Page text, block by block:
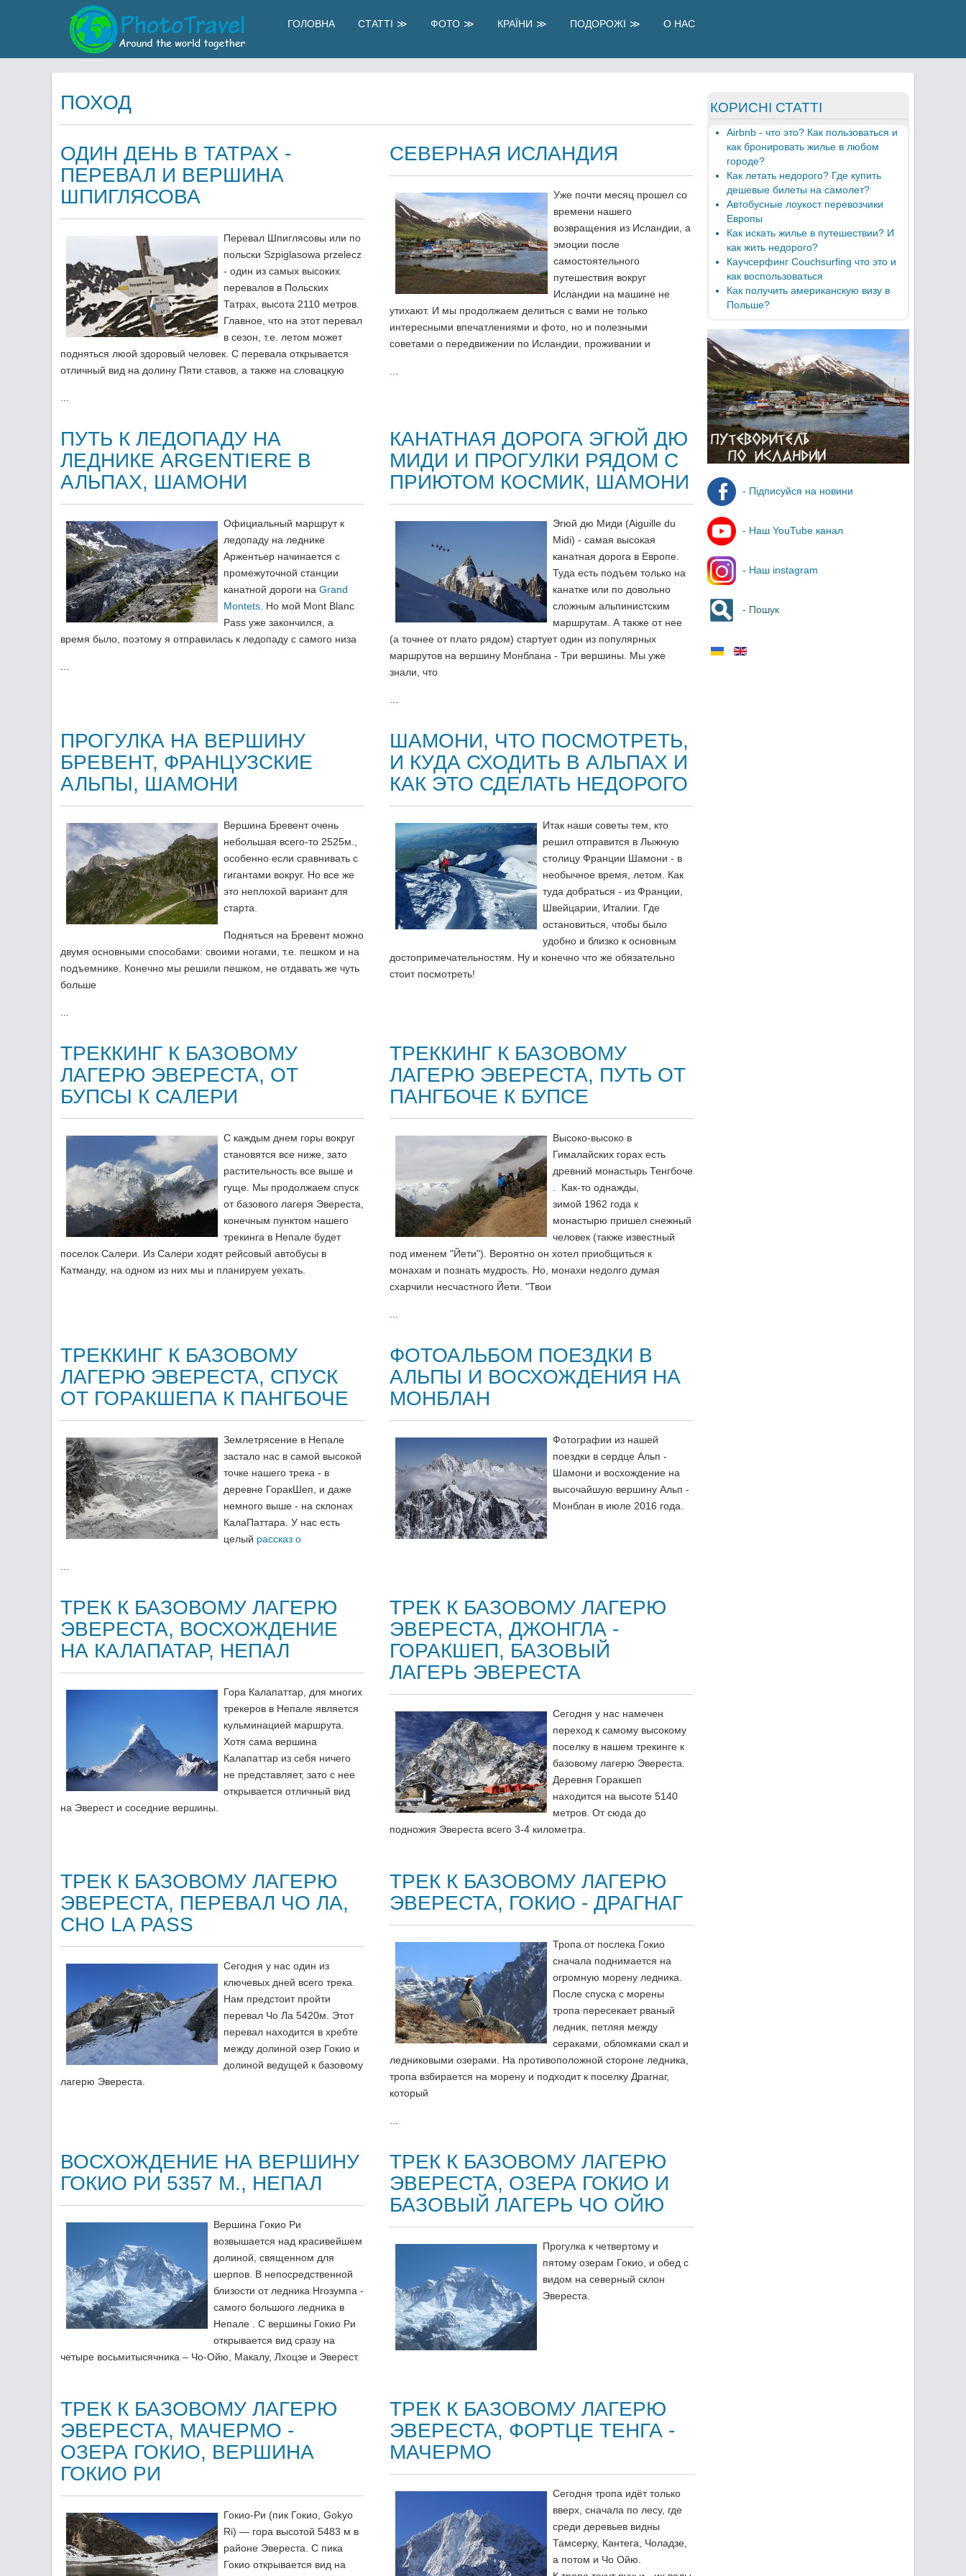
ГОЛОВНА СТАТТІ ФОТО КРАЇНИ ПОДОРОЖІ О НАС
ПОХОД
ОДИН ДЕНЬ В ТАТРАХ -
ПЕРЕВАЛ И ВЕРШИНА
ШПИГЛЯСОВА
Перевал Шпиглясовы или по
польски Szpiglasowa przelecz
- один из самых высоких
перевалов в Польских
Татрах, высота 2110 метров.
Главное, что на этот перевал
в сезон, т.е. летом может
подняться люой здоровый человек. С перевала открывается
отличный вид на долину Пяти ставов, а также на словацкую
СЕВЕРНАЯ ИСЛАНДИЯ
Уже почти месяц прошел со
времени нашего
возвращения из Исландии, а
эмоции после
самостоятельного
путешествия вокруг
Исландии на машине не
утихают. И мы продолжаем делиться с вами не только
интересными впечатлениями и фото, но и полезными
советами о передвижении по Исландии, проживании и
ПУТЬ К ЛЕДОПАДУ НА
ЛЕДНИКЕ ARGENTIERE В
АЛЬПАХ, ШАМОНИ
Официальный маршрут к
ледопаду на леднике
Аржентьер начинается с
промежуточной станции
канатной дороги на Grand
Montets . Но мой Mont Blanc
Pass уже закончился, а
время было, поэтому я отправилась к ледопаду с самого низа
КАНАТНАЯ ДОРОГА ЭГЮЙ ДЮ
МИДИ И ПРОГУЛКИ РЯДОМ С
ПРИЮТОМ КОСМИК, ШАМОНИ
Эгюй дю Миди (Aiguille du
Midi) - самая высокая
канатная дорога в Европе.
Туда есть подъем только на
канатке или по довольно
сложным альпинистским
маршрутам. А также от нее
(а точнее от плато рядом) стартует один из популярных
маршрутов на вершину Монблана - Три вершины. Мы уже
знали, что
ПРОГУЛКА НА ВЕРШИНУ
БРЕВЕНТ, ФРАНЦУЗСКИЕ
АЛЬПЫ, ШАМОНИ
Вершина Бревент очень
небольшая всего-то 2525м.,
особенно если сравнивать с
гигантами вокруг. Но все же
это неплохой вариант для
старта.
Подняться на Бревент можно
двумя основными способами: своими ногами, т.е. пешком и на
подъемнике. Конечно мы решили пешком, не отдавать же чуть
больше
ШАМОНИ, ЧТО ПОСМОТРЕТЬ,
И КУДА СХОДИТЬ В АЛЬПАХ И
КАК ЭТО СДЕЛАТЬ НЕДОРОГО
Итак наши советы тем, кто
решил отправится в Лыжную
столицу Франции Шамони - в
необычное время, летом. Как
туда добраться - из Франции,
Швейцарии, Италии. Где
остановиться, чтобы было
удобно и близко к основным
достопримечательностям. Ну и конечно что же обязательно
стоит посмотреть!
ТРЕККИНГ К БАЗОВОМУ
ЛАГЕРЮ ЭВЕРЕСТА, ОТ
БУПСЫ К САЛЕРИ
С каждым днем горы вокруг
становятся все ниже, зато
растительность все выше и
гуще. Мы продолжаем спуск
от базового лагеря Эвереста,
конечным пунктом нашего
трекинга в Непале будет
поселок Салери. Из Салери ходят рейсовый автобусы в
Катманду, на одном из них мы и планируем уехать.
ТРЕККИНГ К БАЗОВОМУ
ЛАГЕРЮ ЭВЕРЕСТА, ПУТЬ ОТ
ПАНГБОЧЕ К БУПСЕ
Высоко-высоко в
Гималайских горах есть
древний монастырь Тенгбоче
. Как-то однажды,
зимой 1962 года к
монастырю пришел снежный
человек (также известный
под именем "Йети"). Вероятно он хотел приобщиться к
монахам и познать мудрость. Но, монахи недолго думая
схарчили несчастного Йети. "Твои
ТРЕККИНГ К БАЗОВОМУ
ЛАГЕРЮ ЭВЕРЕСТА, СПУСК
ОТ ГОРАКШЕПА К ПАНГБОЧЕ
Землетрясение в Непале
застало нас в самой высокой
точке нашего трека - в
деревне ГоракШеп, и даже
немного выше - на склонах
КалаПаттара. У нас есть
целый рассказ о
ФОТОАЛЬБОМ ПОЕЗДКИ В
АЛЬПЫ И ВОСХОЖДЕНИЯ НА
МОНБЛАН
Фотографии из нашей
поездки в сердце Альп -
Шамони и восхождение на
высочайшую вершину Альп -
Монблан в июле 2016 года.
ТРЕК К БАЗОВОМУ ЛАГЕРЮ
ЭВЕРЕСТА, ВОСХОЖДЕНИЕ
НА КАЛАПАТАР, НЕПАЛ
Гора Калапаттар, для многих
трекеров в Непале является
кульминацией маршрута.
Хотя сама вершина
Калапаттар из себя ничего
не представляет, зато с нее
открывается отличный вид
на Эверест и соседние вершины.
ТРЕК К БАЗОВОМУ ЛАГЕРЮ
ЭВЕРЕСТА, ДЖОНГЛА -
ГОРАКШЕП, БАЗОВЫЙ
ЛАГЕРЬ ЭВЕРЕСТА
Сегодня у нас намечен
переход к самому высокому
поселку в нашем трекинге к
базовому лагерю Эвереста.
Деревня Горакшеп
находится на высоте 5140
метров. От сюда до
подножия Эвереста всего 3-4 километра.
ТРЕК К БАЗОВОМУ ЛАГЕРЮ
ЭВЕРЕСТА, ПЕРЕВАЛ ЧО ЛА,
CHO LA PASS
Сегодня у нас один из
ключевых дней всего трека.
Нам предстоит пройти
перевал Чо Ла 5420м. Этот
перевал находится в хребте
между долиной озер Гокио и
долиной ведущей к базовому
лагерю Эвереста.
ТРЕК К БАЗОВОМУ ЛАГЕРЮ
ЭВЕРЕСТА, ГОКИО - ДРАГНАГ
Тропа от послека Гокио
сначала поднимается на
огромную морену ледника.
После спуска с морены
тропа пересекает рваный
ледник, петляя между
сераками, обломками скал и
ледниковыми озерами. На противоположной стороне ледника,
тропа взбирается на морену и подходит к поселку Драгнаг,
который
ВОСХОЖДЕНИЕ НА ВЕРШИНУ
ГОКИО РИ 5357 М., НЕПАЛ
Вершина Гокио Ри
возвышается над красивейшем
долиной, священном для
шерпов. В непосредственной
близости от ледника Нгозумпа -
самого большого ледника в
Непале . С вершины Гокио Ри
открывается вид сразу на
четыре восьмитысячника – Чо-Ойю, Макалу, Лхоцзе и Эверест.
ТРЕК К БАЗОВОМУ ЛАГЕРЮ
ЭВЕРЕСТА, ОЗЕРА ГОКИО И
БАЗОВЫЙ ЛАГЕРЬ ЧО ОЙЮ
Прогулка к четвертому и
пятому озерам Гокио, и обед с
видом на северный склон
Эвереста.
ТРЕК К БАЗОВОМУ ЛАГЕРЮ
ЭВЕРЕСТА, МАЧЕРМО -
ОЗЕРА ГОКИО, ВЕРШИНА
ГОКИО РИ
Гокио-Ри (пик Гокио, Gokyo
Ri) — гора высотой 5483 м в
районе Эвереста. С пика
Гокио открывается вид на
ТРЕК К БАЗОВОМУ ЛАГЕРЮ
ЭВЕРЕСТА, ФОРТЦЕ ТЕНГА -
МАЧЕРМО
Сегодня тропа идёт только
вверх, сначала по лесу, где
среди деревьев видны
Тамсерку, Кантега, Чоладзе,
а потом и Чо Ойю.
КОРИСНІ СТАТТІ
Airbnb - что это? Как пользоваться и
как бронировать жилье в любом
городе?
Как летать недорого? Где купить
дешевые билеты на самолет?
Автобусные лоукост перевозчики
Европы
Как искать жилье в путешествии? И
как жить недорого?
Каучсерфинг Couchsurfing что это и
как воспользоваться
Как получить американскую визу в
Польше?
- Підписуйся на новини
- Наш YouTube канал
- Наш instagram
- Пошук